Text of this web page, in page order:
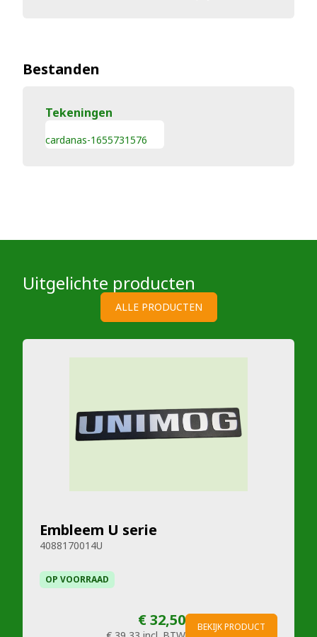
Bestanden
Tekeningen
cardanas-1655731576
Uitgelichte producten
ALLE PRODUCTEN
Embleem U serie
4088170014U
OP VOORRAAD
€ 32,50 BEKIJK PRODUCT